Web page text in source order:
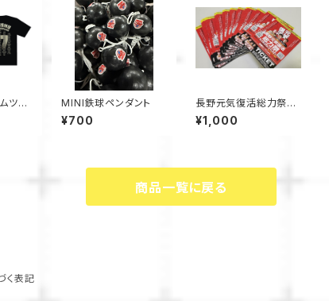
ツア
ツ
MINI鉄球ペンダント
¥700
長野元気復活総力祭記
念パンフレット
¥1,000
商品一覧に戻る
く表記